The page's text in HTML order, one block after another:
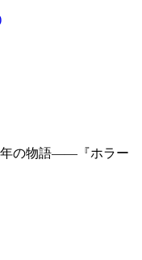
年の物語――『ホラー